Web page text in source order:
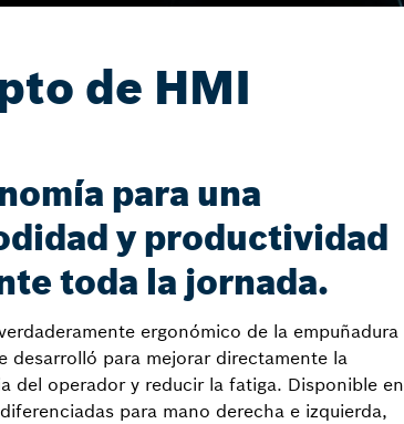
de HMI
para una
y productividad
toda la jornada.
ergonómico de la empuñadura
desarrolló para mejorar directamente la
del operador y reducir la fatiga. Disponible en
para mano derecha e izquierda,